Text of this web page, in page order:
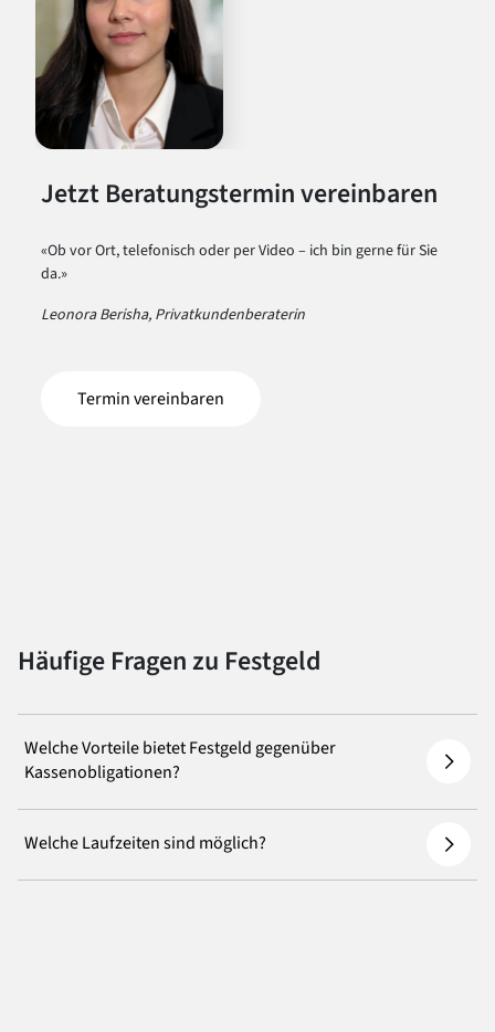
Jetzt Beratungstermin vereinbaren
«Ob vor Ort, telefonisch oder per Video – ich bin gerne für Sie
da.»
Leonora Berisha, Privatkundenberaterin
Termin vereinbaren
Häufige Fragen zu Festgeld
Welche Vorteile bietet Festgeld gegenüber
Kassenobligationen?
Welche Laufzeiten sind möglich?